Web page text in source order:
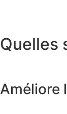
Quelles
Améliore